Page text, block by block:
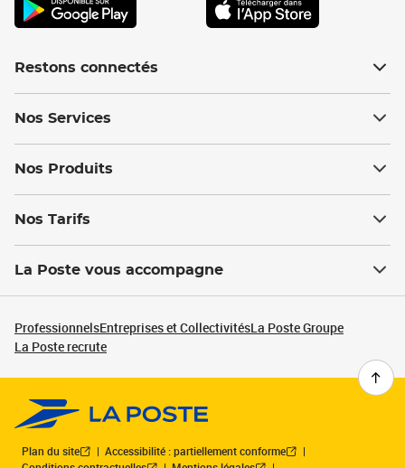
Restons connectés
Nos Services
Nos Produits
Nos Tarifs
La Poste vous accompagne
ProfessionnelsEntreprises et CollectivitésLa Poste Groupe
La Poste recrute
Plan du site
Accessibilité : partiellement conforme